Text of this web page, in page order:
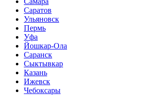
Саратов
Ульяновск
Пермь
Уфа
Йошкар-Ола
Саранск
Сыктывкар
Казань
Ижевск
Чебоксары